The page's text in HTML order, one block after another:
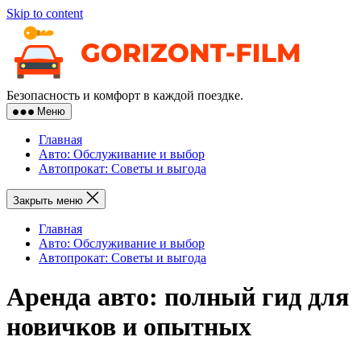
Skip to content
Безопасность и комфорт в каждой поездке.
Меню
Главная
Авто: Обслуживание и выбор
Автопрокат: Советы и выгода
Закрыть меню
Главная
Авто: Обслуживание и выбор
Автопрокат: Советы и выгода
Аренда авто: полный гид для
новичков и опытных